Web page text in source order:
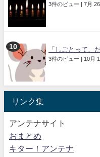
3件のビュー | 7月
「しごとって、
3件のビュー | 10月
リンク集
アンテナサイト
おまとめ
キター！アンテナ